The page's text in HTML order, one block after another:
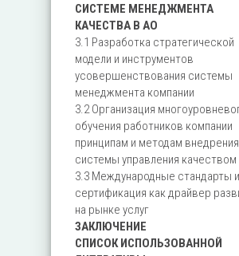
СИСТЕМЕ МЕНЕДЖМЕНТА
КАЧЕСТВА В АО
3.1 Разработка стратегической
модели и инструментов
усовершенствования системы
менеджмента компании
3.2 Организация
обучения работников компании
принципам и методам внедрения
системы управления качеством
3.3 Международные стандарты и
сертификация как драйвер
на рынке услуг
ЗАКЛЮЧЕНИЕ
СПИСОК ИСПОЛЬЗОВАННОЙ